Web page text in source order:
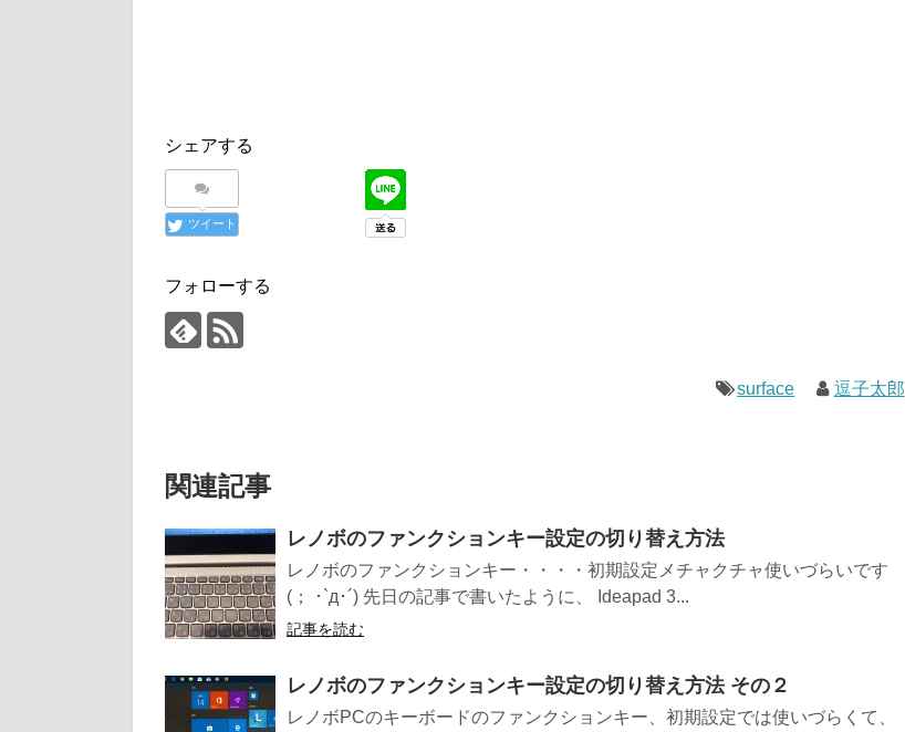
シェアする
ツイート
フォローする
surface 逗子太郎
関連記事
レノボのファンクションキー設定の切り替え方法
レノボのファンクションキー・・・・初期設定メチャクチャ使いづらいです
(； ･`д･´) 先日の記事で書いたように、 Ideapad 3...
記事を読む
レノボのファンクションキー設定の切り替え方法 その２
レノボPCのキーボードのファンクションキー、初期設定では使いづらくて、